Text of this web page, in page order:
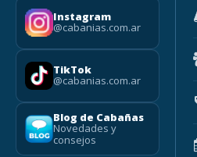
Instagram
@cabanias.com.ar
TikTok
@cabanias.com.ar
Blog de Cabañas
Novedades y
consejos